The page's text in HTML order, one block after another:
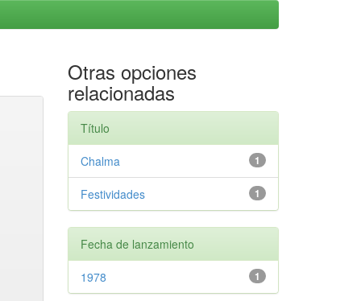
Otras opciones
relacionadas
Título
1
Chalma
1
Festividades
Fecha de lanzamiento
1
1978